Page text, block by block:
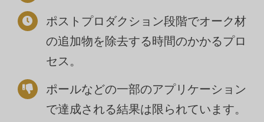
ポストプロダクション段階でオーク材
の追加物を除去する時間のかかるプロ
セス。
ポールなどの一部のアプリケーション
で達成される結果は限られています。